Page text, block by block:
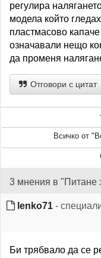
регулира
модела който
пластмасово
означавали нещо
да променя
Отговори с цитат
Всичко от
3 мнения в "Питане
lenko71 -
Би трябвало да се